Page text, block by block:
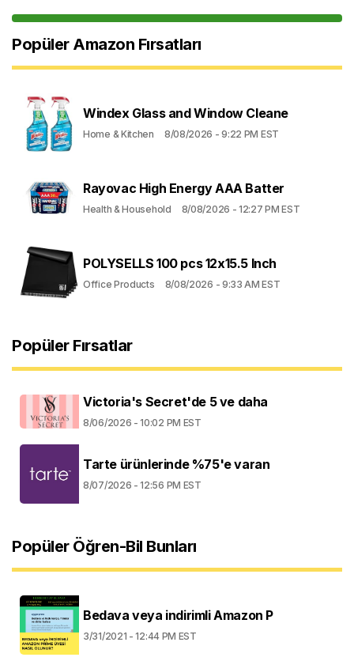
Popüler Amazon Fırsatları
Windex Glass and Window Cleane
Home & Kitchen 8/08/2026 - 9:22 PM EST
Rayovac High Energy AAA Batter
Health & Household 8/08/2026 - 12:27 PM EST
POLYSELLS 100 pcs 12x15.5 Inch
Office Products 8/08/2026 - 9:33 AM EST
Popüler Fırsatlar
Victoria's Secret'de 5 ve daha
8/06/2026 - 10:02 PM EST
Tarte ürünlerinde %75'e varan
8/07/2026 - 12:56 PM EST
Popüler Öğren-Bil Bunları
Bedava veya indirimli Amazon P
3/31/2021 - 12:44 PM EST